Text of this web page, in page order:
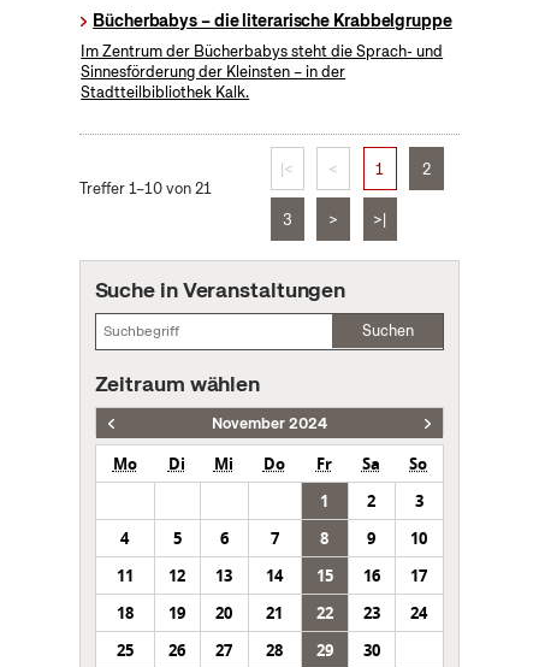
Bücherbabys – die literarische Krabbelgruppe
Im Zentrum der Bücherbabys steht die Sprach- und
Sinnesförderung der Kleinsten – in der
Stadtteilbibliothek Kalk.
Treffer 1–10 von 21
|< < 1 2
3 > >|
Suche in Veranstaltungen
Suchen
Zeitraum wählen
November 2024
Mo Di Mi Do Fr Sa
So
1
2
3
4
5 6 7 8 9
10
11
12 13 14 15 16
17
18
19 20 21 22 23
24
25
26 27 28 29 30